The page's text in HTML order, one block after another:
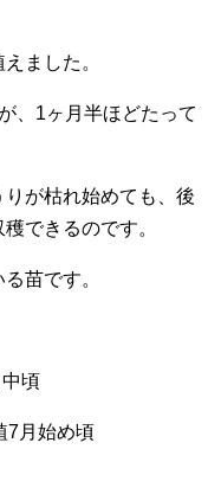
ました。
、1ヶ月半ほどたって
が枯れ始めても、後
できるのです。
苗です。
頃
7月始め頃